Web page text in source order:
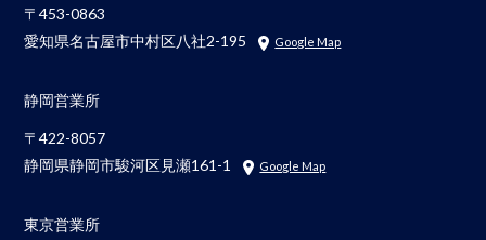
〒453-0863
愛知県名古屋市中村区八社2-195
Google Map
静岡営業所
〒422-8057
静岡県静岡市駿河区見瀬161-1
Google Map
東京営業所